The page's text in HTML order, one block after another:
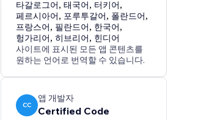
타갈로그어,태국어, 터키어,
페르시아어, 포루투갈어, 폴란드어,
프랑스어, 필란드어, 한국어,
헝가리어,히브리어, 힌디어
사이트에 표시된 모든 앱 콘텐츠를
원하는 언어로 번역할 수 있습니다.
CC
앱 개발자
Certified Code